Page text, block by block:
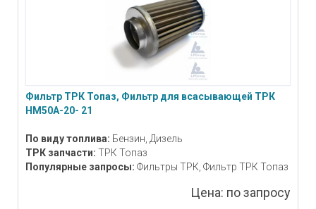
Фильтр ТРК Топаз, Фильтр для всасывающей ТРК
НМ50А-20- 21
По виду топлива: Бензин, Дизель
ТРК запчасти: ТРК Топаз
Популярные запросы: Фильтры ТРК, Фильтр ТРК Топаз
Цена: по запросу